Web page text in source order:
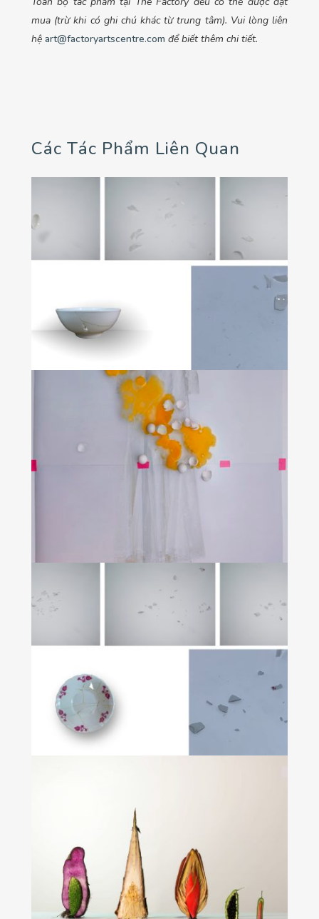
mua (trừ khi có ghi chú khác từ trung tâm). Vui lòng liên
hệ art@factoryartscentre.com để biết thêm chi tiết.
Các Tác Phẩm Liên Quan